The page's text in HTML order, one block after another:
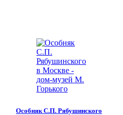
Особняк С.П. Рябушинского